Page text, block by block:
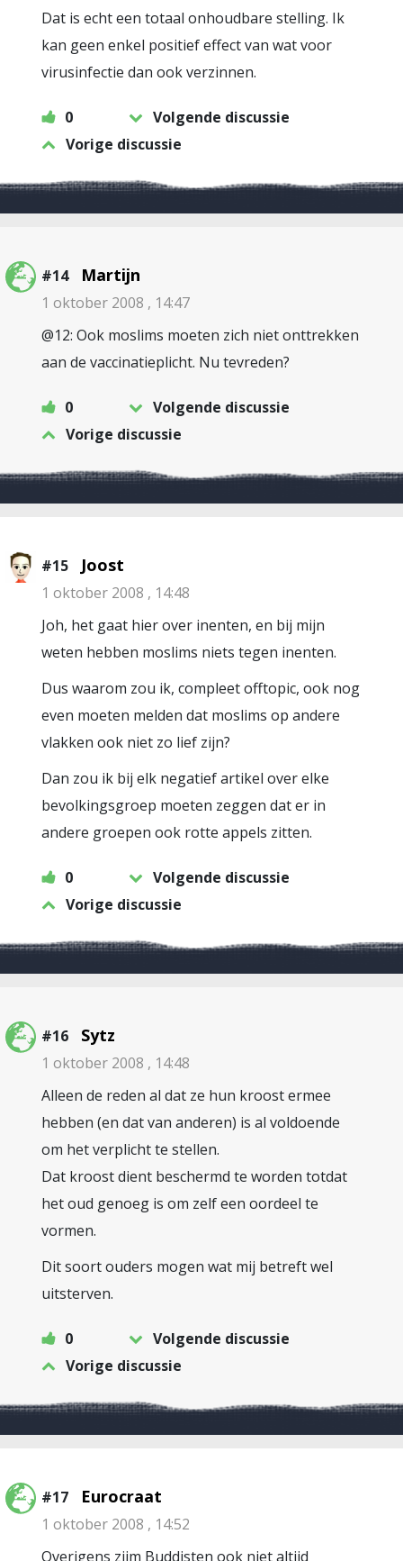
Dat is echt een totaal onhoudbare stelling. Ik
kan geen enkel positief effect van wat voor
virusinfectie dan ook verzinnen.
0
Volgende discussie
Vorige discussie
#14 Martijn
1 oktober 2008 , 14:47
@12: Ook moslims moeten zich niet onttrekken
aan de vaccinatieplicht. Nu tevreden?
0
Volgende discussie
Vorige discussie
#15 Joost
1 oktober 2008 , 14:48
Joh, het gaat hier over inenten, en bij mijn
weten hebben moslims niets tegen inenten.
Dus waarom zou ik, compleet offtopic, ook nog
even moeten melden dat moslims op andere
vlakken ook niet zo lief zijn?
Dan zou ik bij elk negatief artikel over elke
bevolkingsgroep moeten zeggen dat er in
andere groepen ook rotte appels zitten.
0
Volgende discussie
Vorige discussie
#16 Sytz
1 oktober 2008 , 14:48
Alleen de reden al dat ze hun kroost ermee
hebben (en dat van anderen) is al voldoende
om het verplicht te stellen.
Dat kroost dient beschermd te worden totdat
het oud genoeg is om zelf een oordeel te
vormen.
Dit soort ouders mogen wat mij betreft wel
uitsterven.
0
Volgende discussie
Vorige discussie
#17 Eurocraat
1 oktober 2008 , 14:52
Overigens zijm Buddisten ook niet altijd